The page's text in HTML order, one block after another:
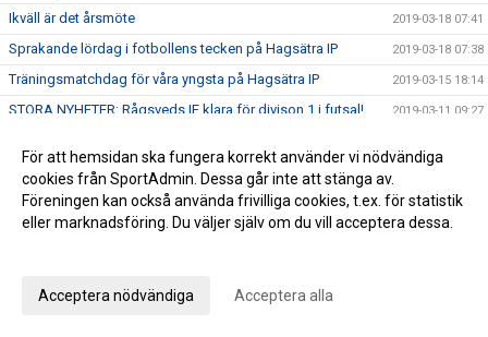
Ikväll är det årsmöte 2019-03-18 07:41
Sprakande lördag i fotbollens tecken på Hagsätra IP 2019-03-18 07:38
Träningsmatchdag för våra yngsta på Hagsätra IP 2019-03-15 18:14
STORA NYHETER: Rågsveds IF klara för divison 1 i futsal! 2019-03-11 09:27
Årets första ledar- och tränarmöte genomfört
Årets första vänskapsmatchdag igång 2019-03-02 11:57
Träningsmatchdag 1 för ungdomar
ÅRSMÖTE MÅNDAG 18/3 19.00
För att hemsidan ska fungera korrekt använder vi nödvändiga
cookies från SportAdmin. Dessa går inte att stänga av.
Föreningen kan också använda frivilliga cookies, t.ex. för statistik
eller marknadsföring. Du väljer själv om du vill acceptera dessa.
Acceptera nödvändiga Acceptera alla